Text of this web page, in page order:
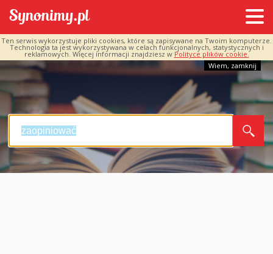
Ten serwis wykorzystuje pliki cookies, które są zapisywane na Twoim komputerze.
Technologia ta jest wykorzystywana w celach funkcjonalnych, statystycznych i
reklamowych. Więcej informacji znajdziesz w Polityce plików cookie.
Wiem, zamknij